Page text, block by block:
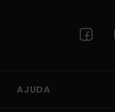
AJUDA